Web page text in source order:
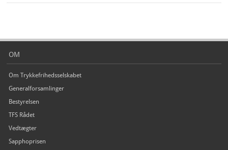
OM
Om Trykkefrihedsselskabet
Generalforsamlinger
Bestyrelsen
TFS Rådet
Vedtægter
Sapphoprisen